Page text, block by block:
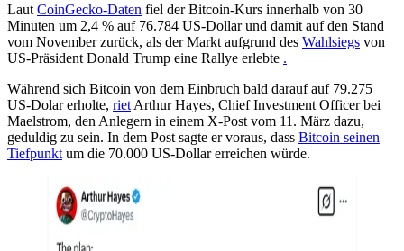
Laut CoinGecko-Daten fiel der Bitcoin-Kurs innerhalb von 30
Minuten um 2,4 % auf 76.784 US-Dollar und damit auf den Stand
vom November zurück, als der Markt aufgrund des Wahlsiegs von
US-Präsident Donald Trump eine Rallye erlebte .
Während sich Bitcoin von dem Einbruch bald darauf auf 79.275
US-Dolar erholte, riet Arthur Hayes, Chief Investment Officer bei
Maelstrom, den Anlegern in einem X-Post vom 11. März dazu,
geduldig zu sein. In dem Post sagte er voraus, dass Bitcoin seinen
Tiefpunkt um die 70.000 US-Dollar erreichen würde.